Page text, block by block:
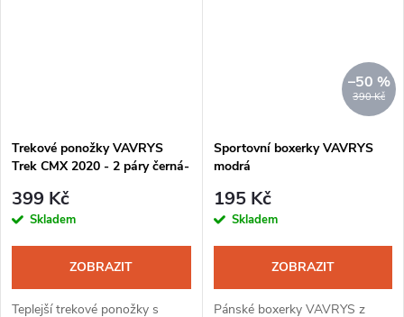
Trekové ponožky VAVRYS
Trek CMX 2020 - 2 páry černá-
399 Kč
Skladem
ZOBRAZIT
Teplejší trekové ponožky s
390 Kč
–50 %
Sportovní boxerky VAVRYS
modrá
195 Kč
Skladem
ZOBRAZIT
Pánské boxerky VAVRYS z